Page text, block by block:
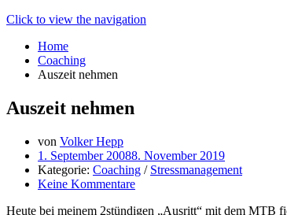
Click to view the navigation
Home
Coaching
Auszeit nehmen
Auszeit nehmen
von Volker Hepp
1. September 20088. November 2019
Kategorie: Coaching / Stressmanagement
Keine Kommentare
Heute bei meinem 2stündigen „Ausritt“ mit dem MTB